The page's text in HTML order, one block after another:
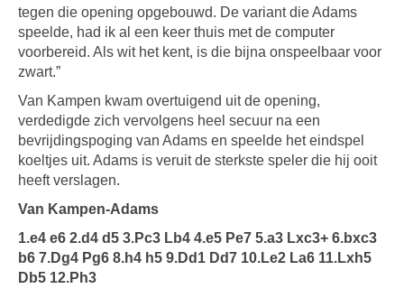
tegen die opening opgebouwd. De variant die Adams
speelde, had ik al een keer thuis met de computer
voorbereid. Als wit het kent, is die bijna onspeelbaar voor
zwart.”
Van Kampen kwam overtuigend uit de opening,
verdedigde zich vervolgens heel secuur na een
bevrijdingspoging van Adams en speelde het eindspel
koeltjes uit. Adams is veruit de sterkste speler die hij ooit
heeft verslagen.
Van Kampen-Adams
1.e4 e6 2.d4 d5 3.Pc3 Lb4 4.e5 Pe7 5.a3 Lxc3+ 6.bxc3
b6 7.Dg4 Pg6 8.h4 h5 9.Dd1 Dd7 10.Le2 La6 11.Lxh5
Db5 12.Ph3